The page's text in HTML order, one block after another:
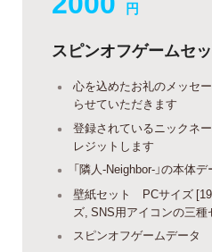
円
スピンオフゲームセ
心を込めたお礼のメッセ
らせていただきます
登録されているニックネ
レジットします
「隣人-Neighbor-」の本体デ
壁紙セット PCサイズ
ズ, SNS用アイコンの三種
スピンオフゲームデータ